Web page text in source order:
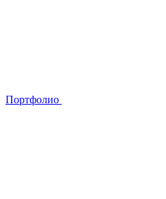
Портфолио